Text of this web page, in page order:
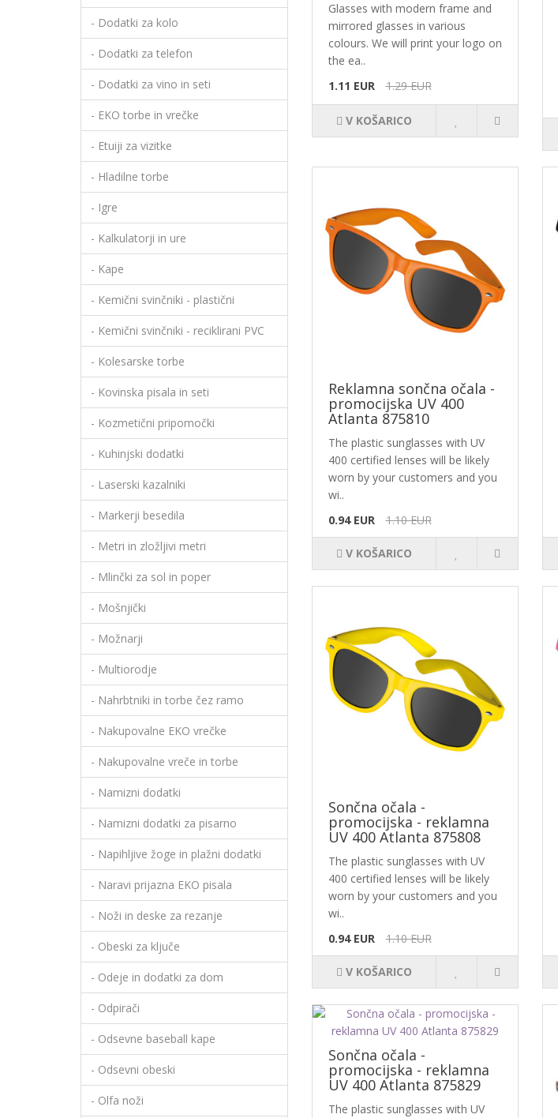
- Dodatki za kolo
- Dodatki za telefon
- Dodatki za vino in seti
- EKO torbe in vrečke
- Etuiji za vizitke
- Hladilne torbe
- Igre
- Kalkulatorji in ure
- Kape
- Kemični svinčniki - plastični
- Kemični svinčniki - reciklirani PVC
- Kolesarske torbe
- Kovinska pisala in seti
- Kozmetični pripomočki
- Kuhinjski dodatki
- Laserski kazalniki
- Markerji besedila
- Metri in zložljivi metri
- Mlinčki za sol in poper
- Mošnjički
- Možnarji
- Multiorodje
- Nahrbtniki in torbe čez ramo
- Nakupovalne EKO vrečke
- Nakupovalne vreče in torbe
- Namizni dodatki
- Namizni dodatki za pisarno
- Napihljive žoge in plažni dodatki
- Naravi prijazna EKO pisala
- Noži in deske za rezanje
- Obeski za ključe
- Odeje in dodatki za dom
- Odpirači
- Odsevne baseball kape
- Odsevni obeski
- Olfa noži
Glasses with modern frame and
mirrored glasses in various
colours. We will print your logo on
the ea..
1.11 EUR
1.29 EUR
V KOŠARICO
Reklamna sončna očala -
promocijska UV 400
Atlanta 875810
The plastic sunglasses with UV
400 certified lenses will be likely
worn by your customers and you
wi..
0.94 EUR
1.10 EUR
V KOŠARICO
Sončna očala -
promocijska - reklamna
UV 400 Atlanta 875808
The plastic sunglasses with UV
400 certified lenses will be likely
worn by your customers and you
wi..
0.94 EUR
1.10 EUR
V KOŠARICO
Sončna očala -
promocijska - reklamna
UV 400 Atlanta 875829
The plastic sunglasses with UV